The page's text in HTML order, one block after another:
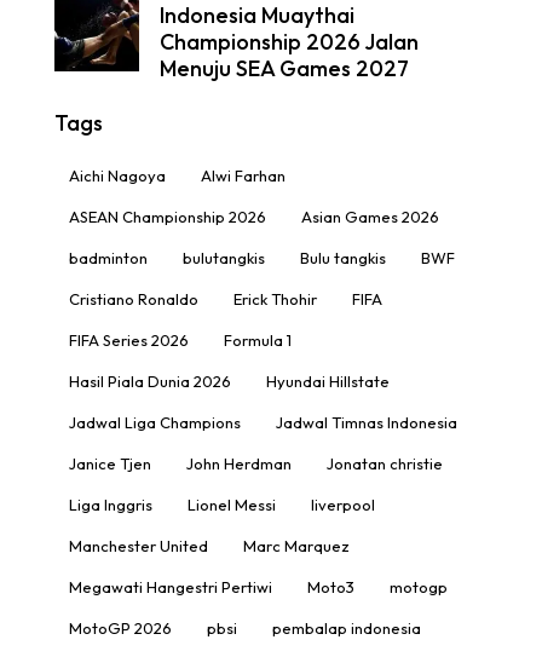
Indonesia Muaythai
Championship 2026 Jalan
Menuju SEA Games 2027
Tags
Aichi Nagoya Alwi Farhan
ASEAN Championship 2026 Asian Games 2026
badminton bulutangkis Bulu tangkis BWF
Cristiano Ronaldo Erick Thohir FIFA
FIFA Series 2026 Formula 1
Hasil Piala Dunia 2026 Hyundai Hillstate
Jadwal Liga Champions Jadwal Timnas Indonesia
Janice Tjen John Herdman Jonatan christie
Liga Inggris Lionel Messi liverpool
Manchester United Marc Marquez
Megawati Hangestri Pertiwi Moto3 motogp
MotoGP 2026 pbsi pembalap indonesia